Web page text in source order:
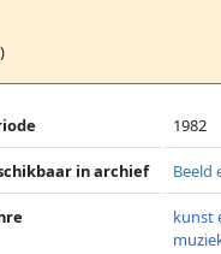
1982
in archief Beeld
kunst